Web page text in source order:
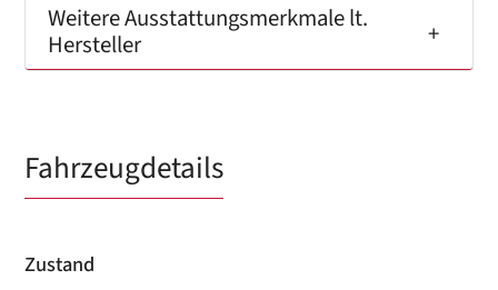
Weitere Ausstattungsmerkmale lt.
Hersteller
Fahrzeugdetails
Zustand